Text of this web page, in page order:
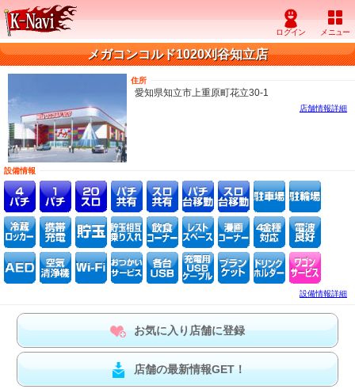
メガコンコルド1020刈谷知立店
住所
愛知県知立市上重原町花立30-1
店舗情報詳細
設備情報
設備情報詳細
お気に入り店舗に登録
店舗の最新情報GET！